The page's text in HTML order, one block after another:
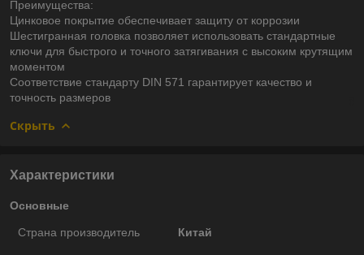
Преимущества:
Цинковое покрытие обеспечивает защиту от коррозии
Шестигранная головка позволяет использовать стандартные
ключи для быстрого и точного затягивания с высоким крутящим
моментом
Соответствие стандарту DIN 571 гарантирует качество и
точность размеров
Скрыть
Характеристики
Основные
Страна производитель Китай